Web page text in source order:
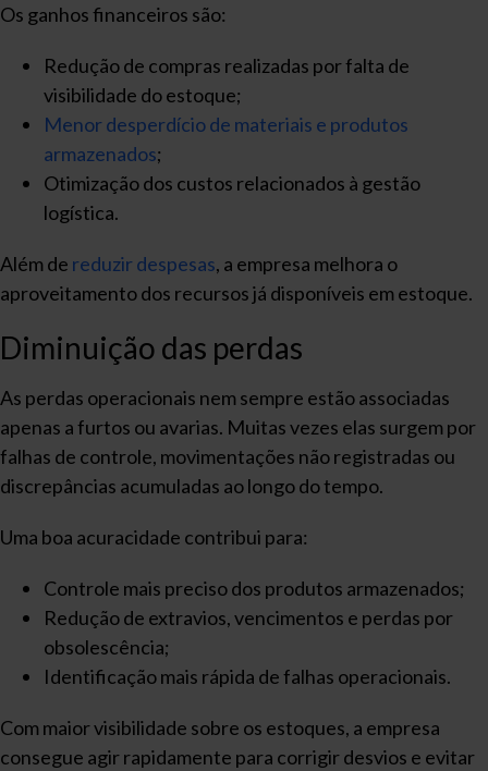
Os ganhos financeiros são:
Redução de compras realizadas por falta de
visibilidade do estoque;
Menor desperdício de materiais e produtos
armazenados;
Otimização dos custos relacionados à gestão
logística.
Além de reduzir despesas, a empresa melhora o
aproveitamento dos recursos já disponíveis em estoque.
Diminuição das perdas
As perdas operacionais nem sempre estão associadas
apenas a furtos ou avarias. Muitas vezes elas surgem por
falhas de controle, movimentações não registradas ou
discrepâncias acumuladas ao longo do tempo.
Uma boa acuracidade contribui para:
Controle mais preciso dos produtos armazenados;
Redução de extravios, vencimentos e perdas por
obsolescência;
Identificação mais rápida de falhas operacionais.
Com maior visibilidade sobre os estoques, a empresa
consegue agir rapidamente para corrigir desvios e evitar